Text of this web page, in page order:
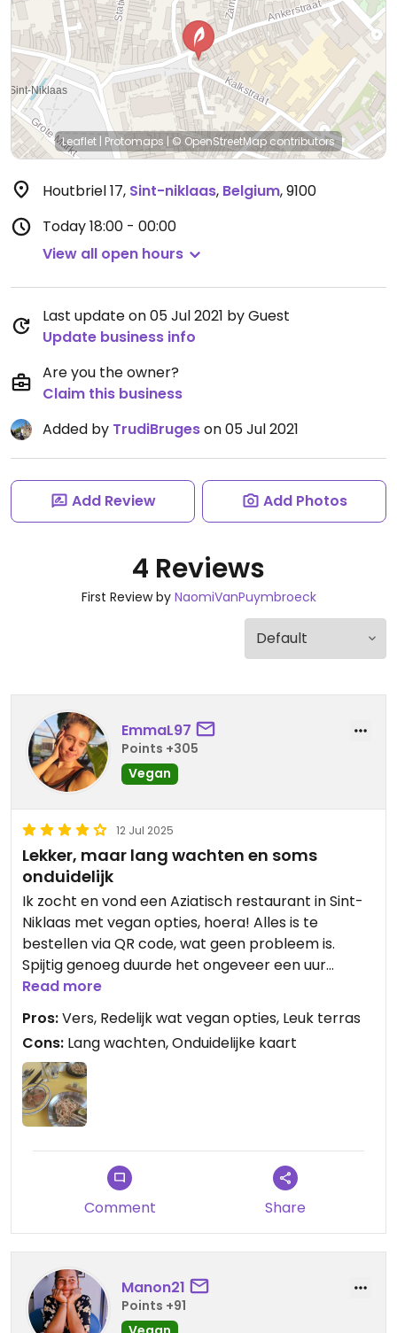
Leaflet | Protomaps | © OpenStreetMap contributors
Houtbriel 17, Sint-niklaas, Belgium,9100
Today18:00 - 00:00
View all open hours
Last update on 05 Jul 2021 by Guest
Update business info
Are you the owner?
Claim this business
Added by TrudiBrugeson 05 Jul 2021
Add Review Add Photos
4 Reviews
First Review by NaomiVanPuymbroeck
EmmaL97
Points +305
Vegan
12 Jul 2025
Lekker, maar lang wachten en soms
onduidelijk
Ik zocht en vond een Aziatisch restaurant in Sint-
Niklaas met vegan opties, hoera! Alles is te
bestellen via QR code, wat geen probleem is.
Spijtig genoeg duurde het ongeveer een uur
vooraleer ons eten arriveerde. De menu was ook
niet altijd duidelijk. Ik nam de pad thai met
oesterzwammen en tofu, maar er was geen tofu
bij. Er stond ook op dat het met ei was, maar toen
ik hiernaar vroeg zeiden ze dat het standaard
zonder ei is. Update van het menu kan dus geen
kwaad! Het eten zelf was ondanks het lange
Read more
Pros:Vers, Redelijk wat vegan opties, Leuk terras
Cons: Lang wachten, Onduidelijke kaart
Comment Share
Manon21
Points +91